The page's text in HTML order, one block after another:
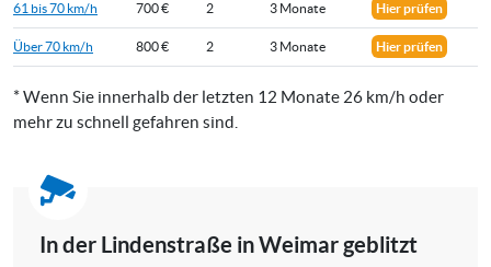
61 bis 70 km/h 700 € 2 3 Monate Hier prüfen
Über 70 km/h 800 € 2 3 Monate Hier prüfen
* Wenn Sie innerhalb der letzten 12 Monate 26 km/h oder
mehr zu schnell gefahren sind.
In der Lindenstraße in Weimar geblitzt